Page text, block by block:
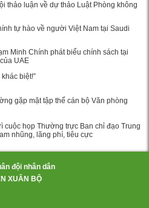
thảo luận về dự thảo Luật Phòng không
tự hào về người Việt Nam tại Saudi
Minh Chính phát biểu chính sách tại
UAE
biệt!”
gặp mặt tập thể cán bộ Văn phòng
cuộc họp Thường trực Ban chỉ đạo Trung
nhũng, lãng phí, tiêu cực
đội nhân dân
XUÂN BỘ